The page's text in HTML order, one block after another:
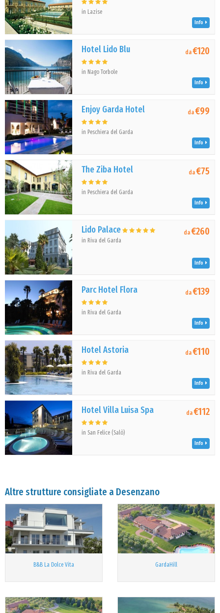
in Lazise
Info
Hotel Lido Blu
in Nago Torbole
da€120
Info
Enjoy Garda Hotel
in Peschiera del Garda
da€99
Info
The Ziba Hotel
in Peschiera del Garda
da€75
Info
Lido Palace
in Riva del Garda
da€260
Info
Parc Hotel Flora
in Riva del Garda
da€139
Info
Hotel Astoria
in Riva del Garda
da€110
Info
Hotel Villa Luisa Spa
in San Felice (Salò)
da€112
Info
Altre strutture consigliate a Desenzano
B&B La Dolce Vita GardaHill